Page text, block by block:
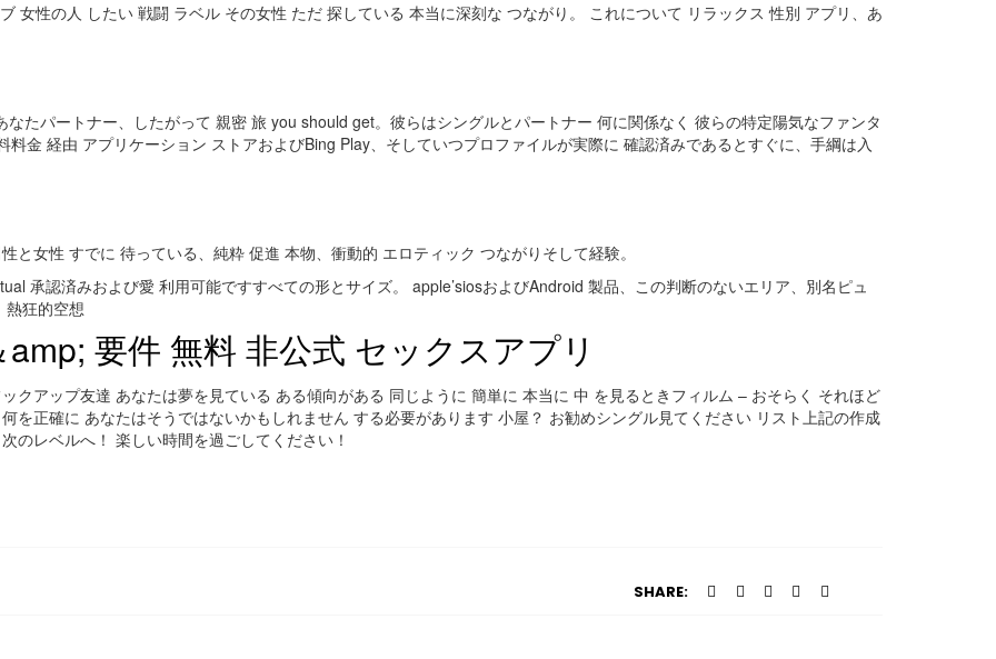
女性の人 したい 戦闘 ラベル その女性 ただ 探している 本当に深刻な つながり。 これについて リラックス 性別 アプリ、あ
たパートナー、したがって 親密 旅 you should get。彼らはシングルとパートナー 何に関係なく 彼らの特定陽気なファンタ
金 経由 アプリケーション ストアおよびBing Play、そしていつプロファイルが実際に 確認済みであるとすぐに、手綱は入
と女性 すでに 待っている、純粋 促進 本物、衝動的 エロティック つながりそして経験。
承認済みおよび愛 利用可能ですすべての形とサイズ。 apple’siosおよびAndroid 製品、この判断のないエリア、別名ピュ
熱狂的空想
要件 無料 非公式 セックスアプリ
クアップ友達 あなたは夢を見ている ある傾向がある 同じように 簡単に 本当に 中 を見るときフィルム – おそらく それほど
を正確に あなたはそうではないかもしれません する必要があります 小屋？ お勧めシングル見てください リスト上記の作成
のレベルへ！ 楽しい時間を過ごしてください！
SHARE: